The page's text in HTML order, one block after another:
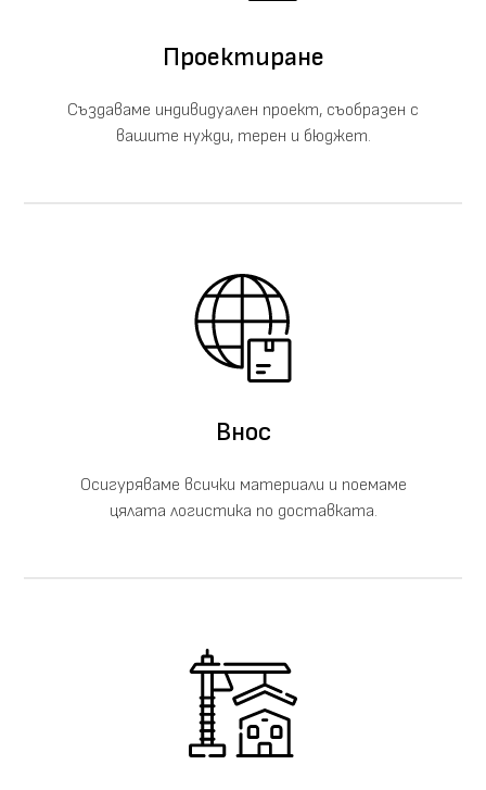
Проектиране
Създаваме индивидуален проект, съобразен с
вашите нужди, терен и бюджет.
Внос
Осигуряваме всички материали и поемаме
цялата логистика по доставката.